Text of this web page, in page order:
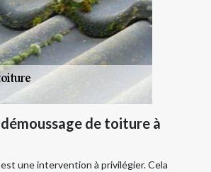
de toiture à
une intervention à privilégier. Cela